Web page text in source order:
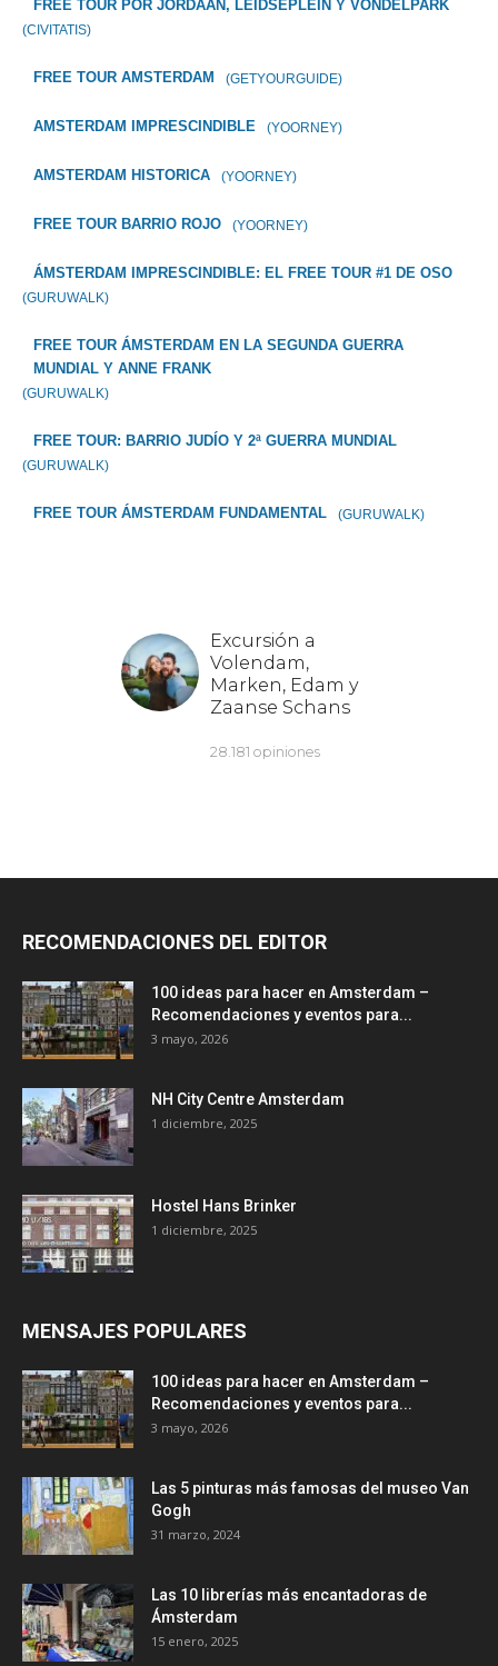
FREE TOUR POR JORDAAN, LEIDSEPLEIN Y VONDELPARK
(CIVITATIS)
FREE TOUR AMSTERDAM (GETYOURGUIDE)
AMSTERDAM IMPRESCINDIBLE (YOORNEY)
AMSTERDAM HISTORICA (YOORNEY)
FREE TOUR BARRIO ROJO (YOORNEY)
ÁMSTERDAM IMPRESCINDIBLE: EL FREE TOUR #1 DE OSO
(GURUWALK)
FREE TOUR ÁMSTERDAM EN LA SEGUNDA GUERRA
MUNDIAL Y ANNE FRANK
(GURUWALK)
FREE TOUR: BARRIO JUDÍO Y 2ª GUERRA MUNDIAL
(GURUWALK)
FREE TOUR ÁMSTERDAM FUNDAMENTAL (GURUWALK)
RECOMENDACIONES DEL EDITOR
100 ideas para hacer en Amsterdam –
Recomendaciones y eventos para...
3 mayo, 2026
NH City Centre Amsterdam
1 diciembre, 2025
Hostel Hans Brinker
1 diciembre, 2025
MENSAJES POPULARES
100 ideas para hacer en Amsterdam –
Recomendaciones y eventos para...
3 mayo, 2026
Las 5 pinturas más famosas del museo Van
Gogh
31 marzo, 2024
Las 10 librerías más encantadoras de
Ámsterdam
15 enero, 2025